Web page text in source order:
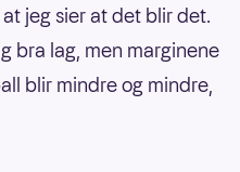
jeg sier at det blir det.
bra lag, men marginene
blir mindre og mindre,